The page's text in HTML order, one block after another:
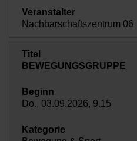
Nachbarschaftszentrum 06
BEWEGUNGSGRUPPE
Do., 03.09.2026, 9.15